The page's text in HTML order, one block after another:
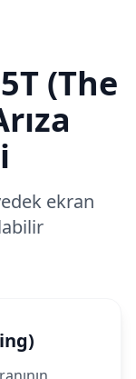
(The
ekran